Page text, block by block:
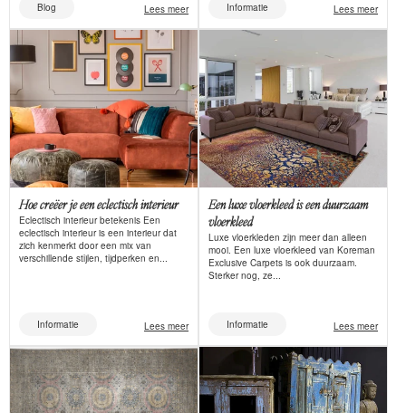
Blog Lees meer Informatie Lees meer
Hoe creëer je een eclectisch interieur
Eclectisch interieur betekenis Een
eclectisch interieur is een interieur dat
zich kenmerkt door een mix van
verschillende stijlen, tijdperken en...
Informatie Lees meer
Een luxe vloerkleed is een duurzaam
vloerkleed
Luxe vloerkleden zijn meer dan alleen
mooi. Een luxe vloerkleed van Koreman
Exclusive Carpets is ook duurzaam.
Sterker nog, ze...
Informatie Lees meer